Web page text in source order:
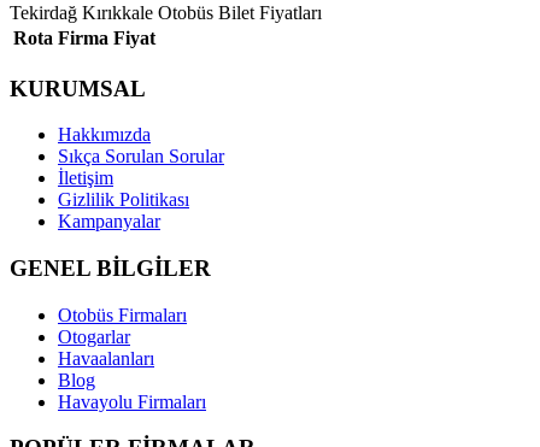
Tekirdağ Kırıkkale Otobüs Bilet Fiyatları
Rota Firma Fiyat
KURUMSAL
Hakkımızda
Sıkça Sorulan Sorular
İletişim
Gizlilik Politikası
Kampanyalar
GENEL BİLGİLER
Otobüs Firmaları
Otogarlar
Havaalanları
Blog
Havayolu Firmaları